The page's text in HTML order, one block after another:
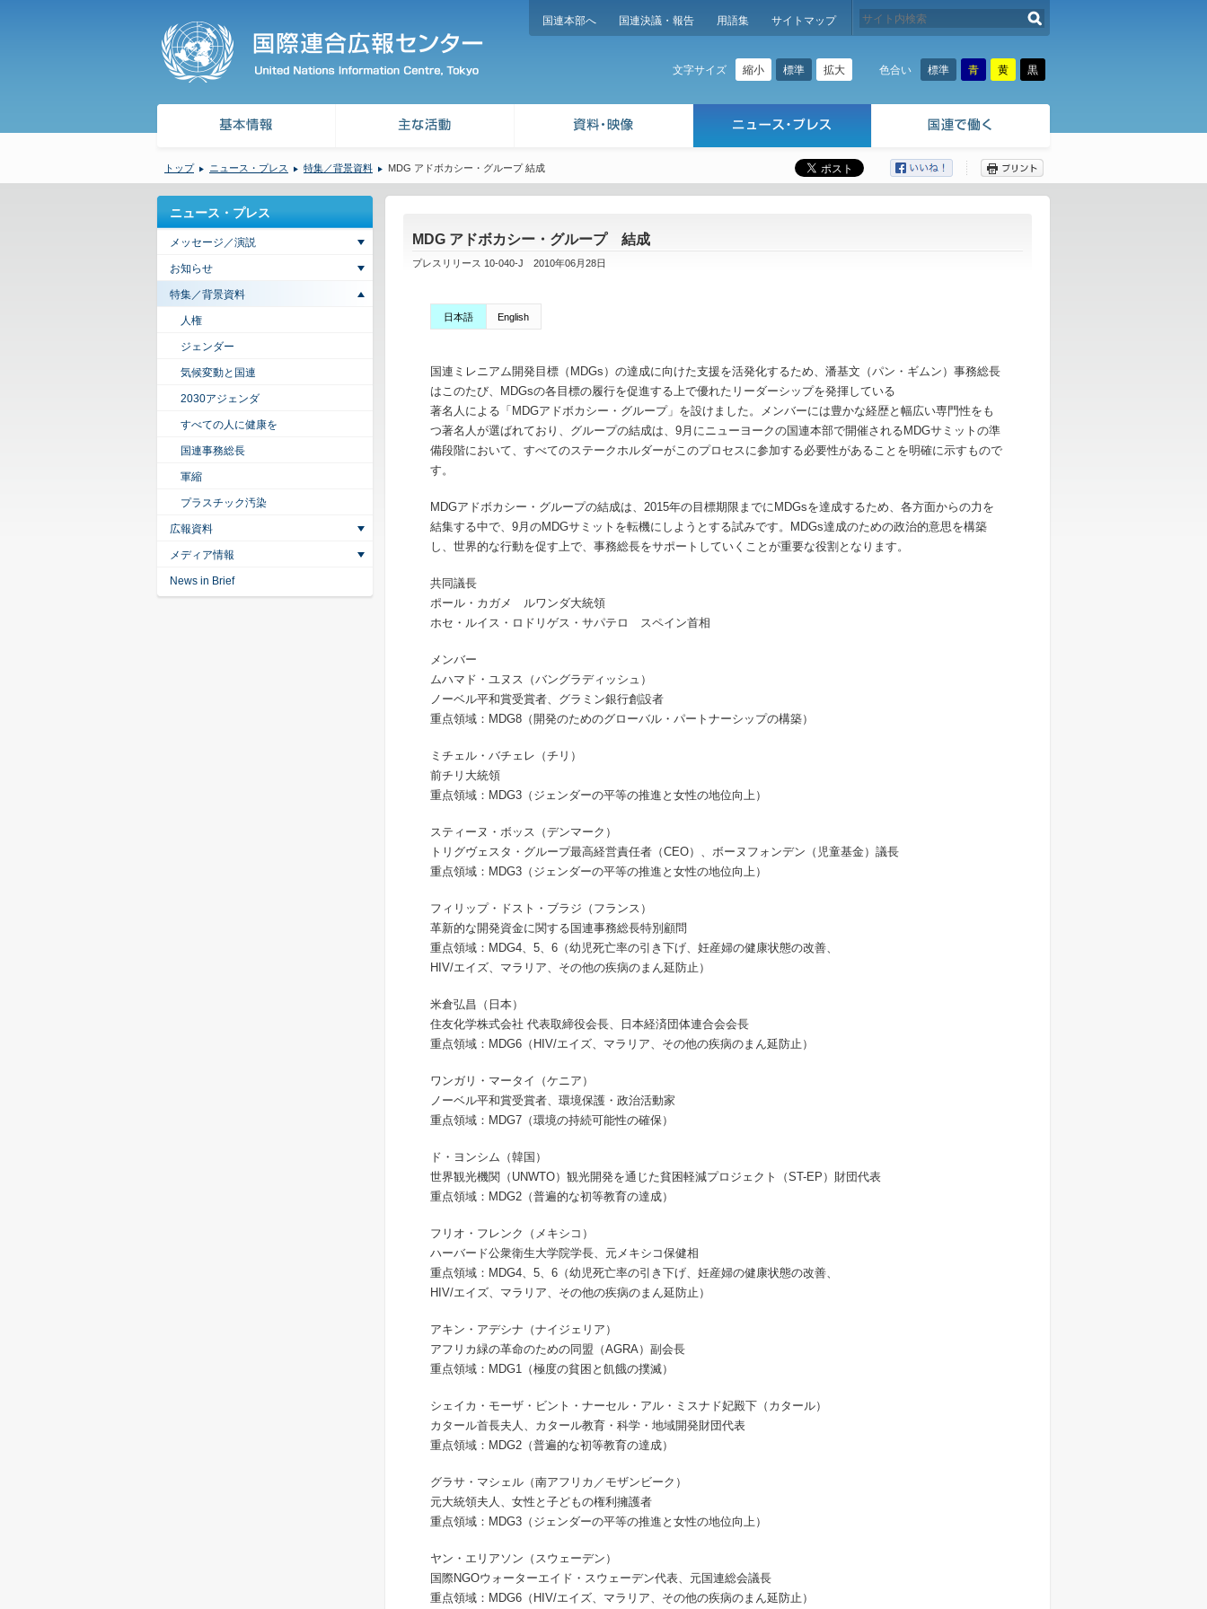
国連本部へ 国連決議・報告 用語集 サイトマップ
文字サイズ 縮小 標準 拡大 色合い 標準 青 黄 黒
トップ ニュース・プレス 特集／背景資料 MDG アドボカシー・グループ 結成
MDG アドボカシー・グループ 結成
プレスリリース 10-040-J 2010年06月28日
日本語 English
国連ミレニアム開発目標（MDGs）の達成に向けた支援を活発化するため、潘基文（パン・ギムン）事務総長
はこのたび、MDGsの各目標の履行を促進する上で優れたリーダーシップを発揮している
著名人による「MDGアドボカシー・グループ」を設けました。メンバーには豊かな経歴と幅広い専門性をも
つ著名人が選ばれており、グループの結成は、9月にニューヨークの国連本部で開催されるMDGサミットの準
備段階において、すべてのステークホルダーがこのプロセスに参加する必要性があることを明確に示すもので
す。
MDGアドボカシー・グループの結成は、2015年の目標期限までにMDGsを達成するため、各方面からの力を
結集する中で、9月のMDGサミットを転機にしようとする試みです。MDGs達成のための政治的意思を構築
し、世界的な行動を促す上で、事務総長をサポートしていくことが重要な役割となります。
共同議長
ポール・カガメ ルワンダ大統領
ホセ・ルイス・ロドリゲス・サパテロ スペイン首相
メンバー
ムハマド・ユヌス（バングラディッシュ）
ノーベル平和賞受賞者、グラミン銀行創設者
重点領域：MDG8（開発のためのグローバル・パートナーシップの構築）
ミチェル・バチェレ（チリ）
前チリ大統領
重点領域：MDG3（ジェンダーの平等の推進と女性の地位向上）
スティーヌ・ボッス（デンマーク）
トリグヴェスタ・グループ最高経営責任者（CEO）、ボーヌフォンデン（児童基金）議長
重点領域：MDG3（ジェンダーの平等の推進と女性の地位向上）
フィリップ・ドスト・ブラジ（フランス）
革新的な開発資金に関する国連事務総長特別顧問
重点領域：MDG4、5、6（幼児死亡率の引き下げ、妊産婦の健康状態の改善、
HIV/エイズ、マラリア、その他の疾病のまん延防止）
米倉弘昌（日本）
住友化学株式会社 代表取締役会長、日本経済団体連合会会長
重点領域：MDG6（HIV/エイズ、マラリア、その他の疾病のまん延防止）
ワンガリ・マータイ（ケニア）
ノーベル平和賞受賞者、環境保護・政治活動家
重点領域：MDG7（環境の持続可能性の確保）
ド・ヨンシム（韓国）
世界観光機関（UNWTO）観光開発を通じた貧困軽減プロジェクト（ST-EP）財団代表
重点領域：MDG2（普遍的な初等教育の達成）
フリオ・フレンク（メキシコ）
ハーバード公衆衛生大学院学長、元メキシコ保健相
重点領域：MDG4、5、6（幼児死亡率の引き下げ、妊産婦の健康状態の改善、
HIV/エイズ、マラリア、その他の疾病のまん延防止）
アキン・アデシナ（ナイジェリア）
アフリカ緑の革命のための同盟（AGRA）副会長
重点領域：MDG1（極度の貧困と飢餓の撲滅）
シェイカ・モーザ・ビント・ナーセル・アル・ミスナド妃殿下（カタール）
カタール首長夫人、カタール教育・科学・地域開発財団代表
重点領域：MDG2（普遍的な初等教育の達成）
グラサ・マシェル（南アフリカ／モザンビーク）
元大統領夫人、女性と子どもの権利擁護者
重点領域：MDG3（ジェンダーの平等の推進と女性の地位向上）
ヤン・エリアソン（スウェーデン）
国際NGOウォーターエイド・スウェーデン代表、元国連総会議長
重点領域：MDG6（HIV/エイズ、マラリア、その他の疾病のまん延防止）
ニュース・プレス
メッセージ／演説
お知らせ
特集／背景資料
人権
ジェンダー
気候変動と国連
2030アジェンダ
すべての人に健康を
国連事務総長
軍縮
プラスチック汚染
広報資料
メディア情報
News in Brief